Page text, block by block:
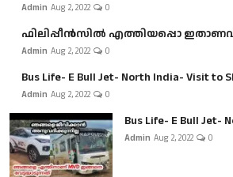
Admin Aug 2, 2022 0
ഫിലിപ്പീൻസിൽ എത്തിയപ്പൊ
Admin Aug 2, 2022 0
Bus Life- E Bull Jet- North India- Visit to
Admin Aug 2, 2022 0
Bus Life- E Bull Jet-
Admin Aug 2, 2022 0